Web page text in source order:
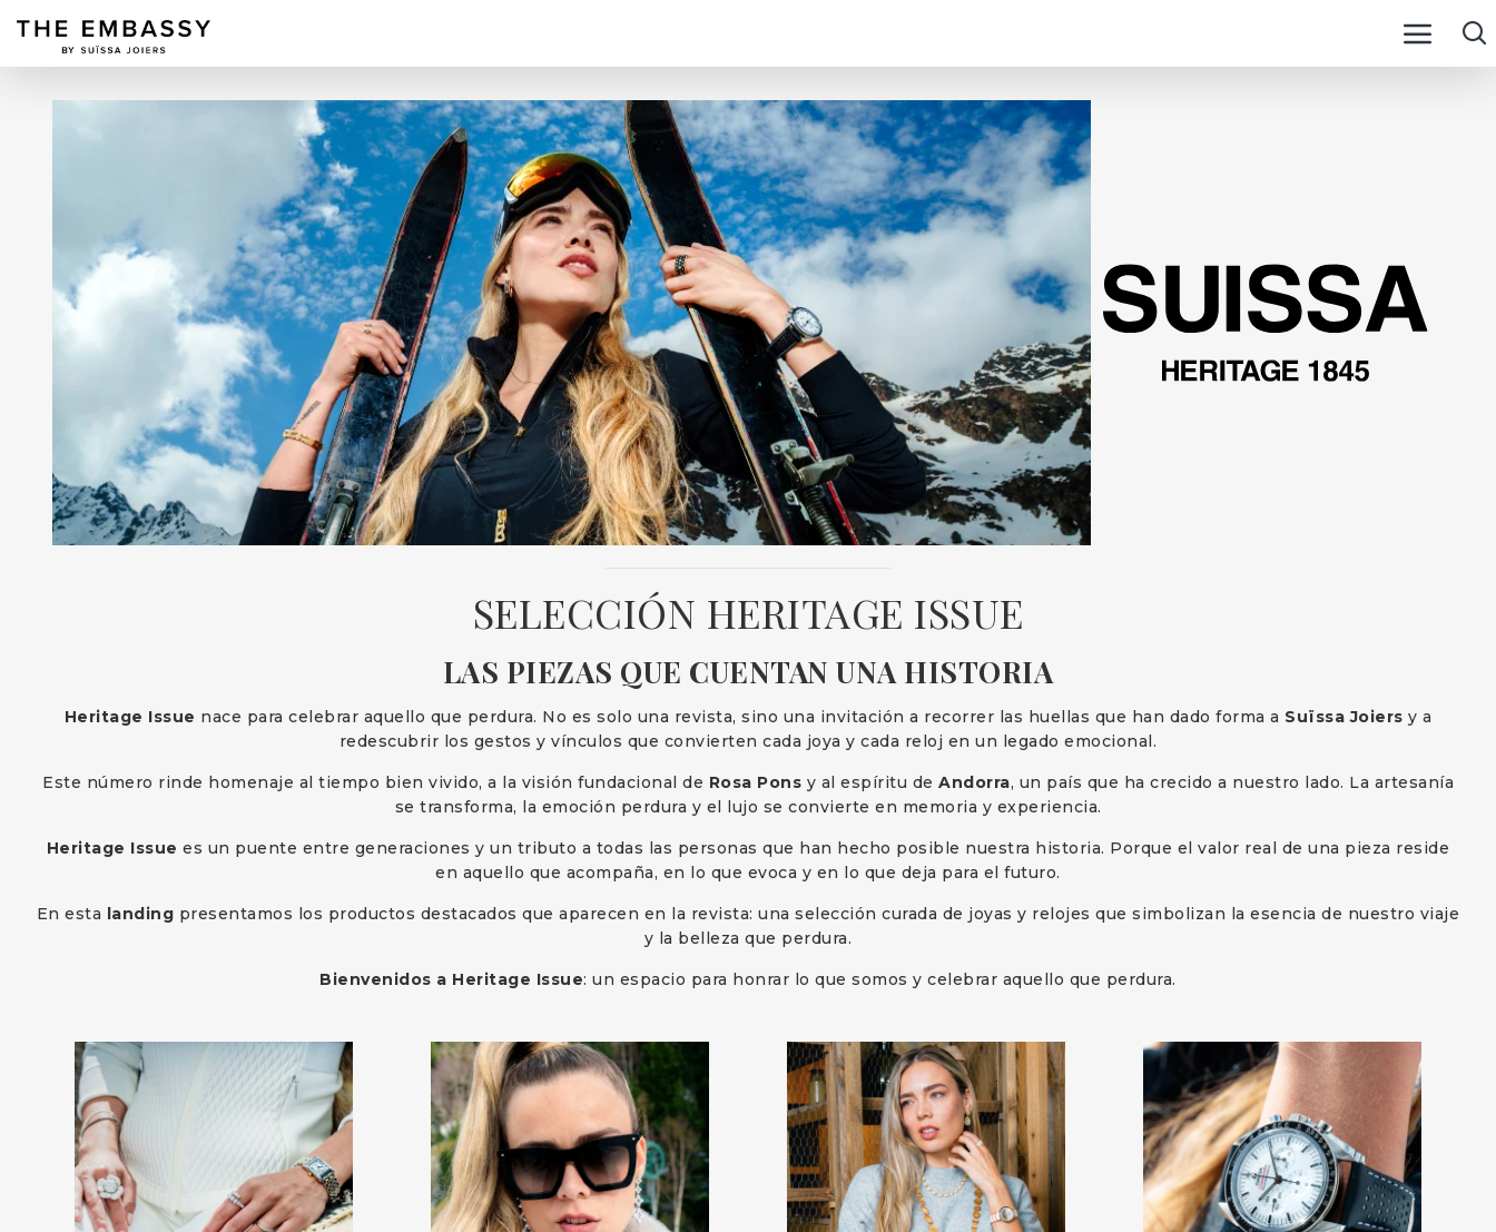
SELECCIÓN HERITAGE ISSUE
LAS PIEZAS QUE CUENTAN UNA HISTORIA
Heritage Issue nace para celebrar aquello que perdura. No es solo una revista, sino una invitación a recorrer las huellas que han dado forma a Suïssa Joiers y a
redescubrir los gestos y vínculos que convierten cada joya y cada reloj en un legado emocional.
Este número rinde homenaje al tiempo bien vivido, a la visión fundacional de Rosa Pons y al espíritu de Andorra, un país que ha crecido a nuestro lado. La artesanía
se transforma, la emoción perdura y el lujo se convierte en memoria y experiencia.
Heritage Issue es un puente entre generaciones y un tributo a todas las personas que han hecho posible nuestra historia. Porque el valor real de una pieza reside
en aquello que acompaña, en lo que evoca y en lo que deja para el futuro.
En esta landing presentamos los productos destacados que aparecen en la revista: una selección curada de joyas y relojes que simbolizan la esencia de nuestro viaje
y la belleza que perdura.
Bienvenidos a Heritage Issue: un espacio para honrar lo que somos y celebrar aquello que perdura.